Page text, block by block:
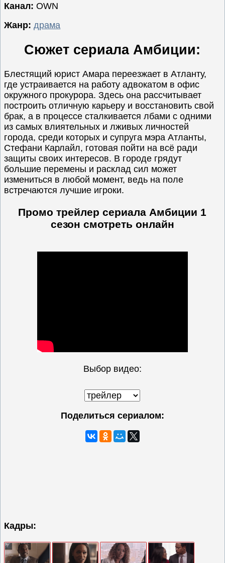
Новинки
кино
Канал: OWN
Жанр: драма
Сюжет сериала Амбиции:
Блестящий юрист Амара переезжает в Атланту,
где устраивается на работу адвокатом в офис
окружного прокурора. Здесь она рассчитывает
построить отличную карьеру и восстановить свой
брак, а в процессе сталкивается лбами с одними
из самых влиятельных и лживых личностей
города, среди которых и супруга мэра Атланты,
Стефани Карлайл, готовая пойти на всё ради
защиты своих интересов. В городе грядут
большие перемены и расклад сил может
измениться в любой момент, ведь на поле
встречаются лучшие игроки.
Промо трейлер сериала Амбиции 1
сезон смотреть онлайн
Выбор видео:
Поделиться сериалом:
Кадры: